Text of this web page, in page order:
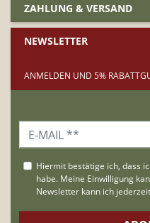
ZAHLUNG & VERSAND
NEWSLETTER
ANMELDEN UND 5%